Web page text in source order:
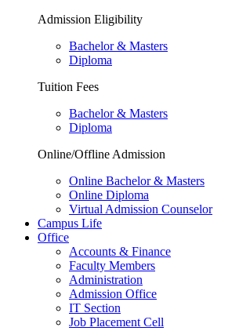
Admission Eligibility
Bachelor & Masters
Diploma
Tuition Fees
Bachelor & Masters
Diploma
Online/Offline Admission
Online Bachelor & Masters
Online Diploma
Virtual Admission Counselor
Campus Life
Office
Accounts & Finance
Faculty Members
Administration
Admission Office
IT Section
Job Placement Cell